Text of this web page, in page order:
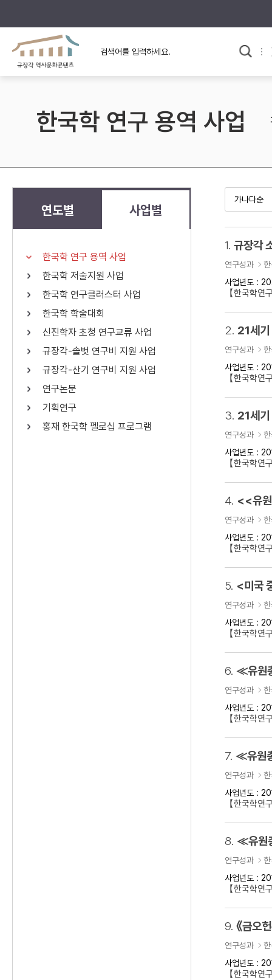
규장각의 어제와 오늘
규장각 소개영상
사료와 문학으로 본
고대
고려
조선 후기
근대
검색 연산자 사용안내
연산자
AND
OR 정조 OR 정약용 “정조” 또는 “
료를 검색
한국학 연구 용역 사업
연도별 사업별
한국학 연구 용역 사업
한국학 저술지원 사업
한국학 연구클러스터 사업
한국학 학술대회
신진학자 초청 연구교류 사업
규장각-솔벗 연구비 지원 사업
규장각-산기 연구비 지원 사업
연구논문
기획연구
홍재 한국학 펠로십 프로그램
1. 규장각
연구성과
사업년도 :
【한국
2. 21세기
연구성과
사업년도 :
【한국학
3. 21세
연구성과
사업년도 :
【한국학
4. <<유
연구성과
사업년도 :
【한국학
5. <미국
연구성과
사업년도 :
【한국
6. ≪유원
연구성과
사업년도 :
【한국
7. ≪유원
연구성과
사업년도 :
【한국
8. ≪유원
연구성과
사업년도 :
【한국
9. 《금오
연구성과
사업년도 :
【한국학